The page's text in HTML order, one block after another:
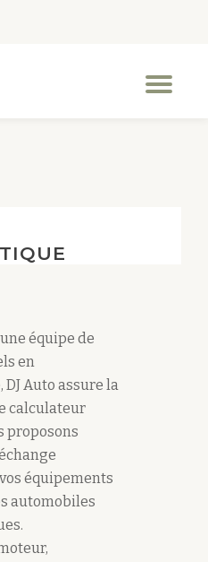
équipe de
en
Auto assure la
calculateur
proposons
équipements
automobiles